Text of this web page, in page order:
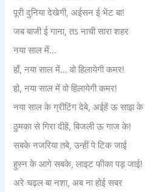
पूरी दुनिया देखेगी, अईसन ई भेंट बा!
जब बाजी ई गाना, तऽ नाची सारा शहर
नया साल में…
हाँ, नया साल में… वो हिलायेगी कमर!
हो, नया साल में वो हिलायेगी कमर!
नया साल के ग्रीटिंग देबे, अईहें ऊ साझ के
ठुमका से गिरा दीहें, बिजली ऊ गाज के!
सबके नजरिया तबे, उन्हीं पे टिक जाई
हुस्न के आगे सबके, लाइट फीका पड़ जाई!
अरे चढ़ल बा नशा, अब ना होई सबर